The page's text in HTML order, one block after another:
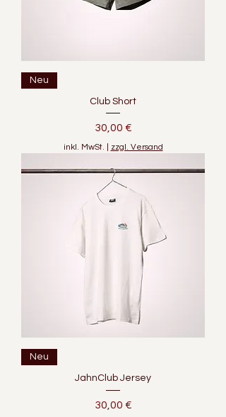
Neu
Club Short
Preis
30,00 €
inkl. MwSt. zzgl. Versand
Neu
JahnClub Jersey
Preis
30,00 €